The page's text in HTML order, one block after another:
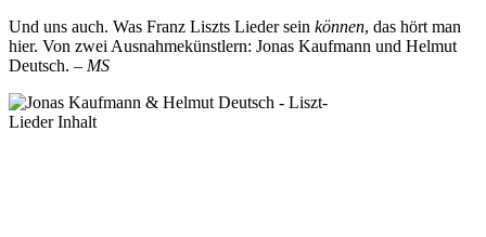
Und uns auch. Was Franz Liszts Lieder sein können, das hört man
hier. Von zwei Ausnahmekünstlern: Jonas Kaufmann und Helmut
Deutsch. – MS